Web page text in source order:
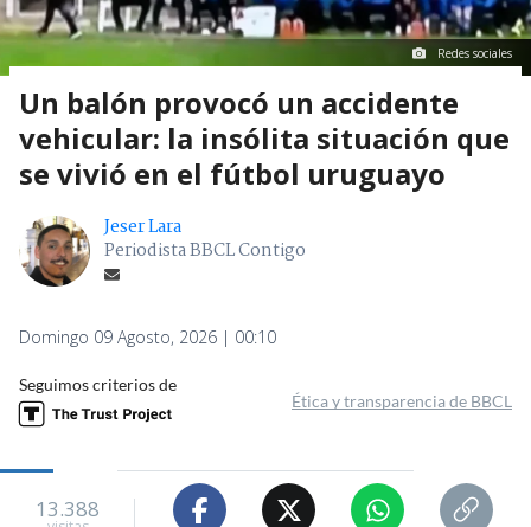
Redes sociales
Un balón provocó un accidente
vehicular: la insólita situación que
se vivió en el fútbol uruguayo
Jeser Lara
Periodista BBCL Contigo
Domingo 09 Agosto, 2026 | 00:10
Seguimos criterios de
Ética y transparencia de BBCL
13.388